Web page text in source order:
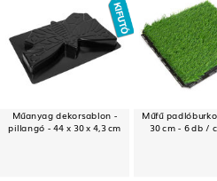
Műanyag dekorsablon -
pillangó - 44 x 30 x 4,3 cm
Műfű
30 cm - 6 db /